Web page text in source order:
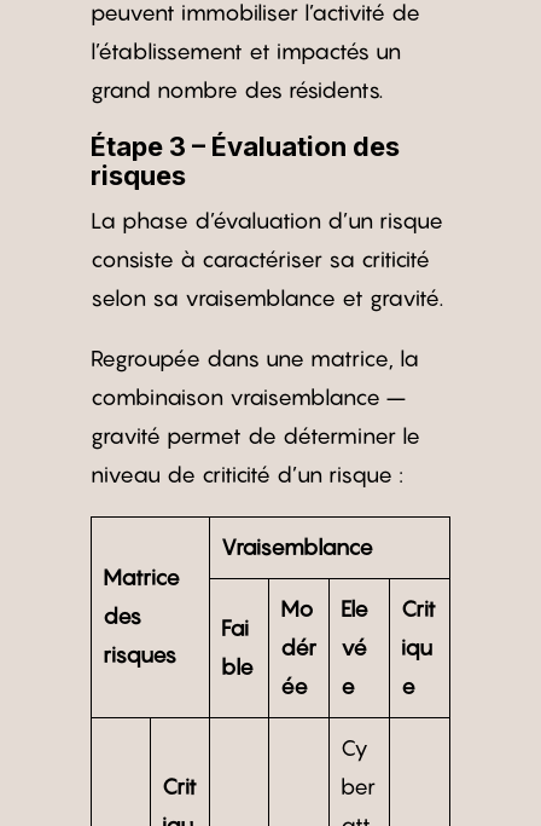
peuvent immobiliser l’activité de
l’établissement et impactés un
grand nombre des résidents.
Étape 3 – Évaluation des
risques
La phase d’évaluation d’un risque
consiste à caractériser sa criticité
selon sa vraisemblance et gravité.
Regroupée dans une matrice, la
combinaison vraisemblance –
gravité permet de déterminer le
niveau de criticité d’un risque :
Matrice
des
risques
Vraisemblance
Fai
ble
Mo
dér
ée
Ele
vé
e
Crit
iqu
e
Crit
Cy
ber